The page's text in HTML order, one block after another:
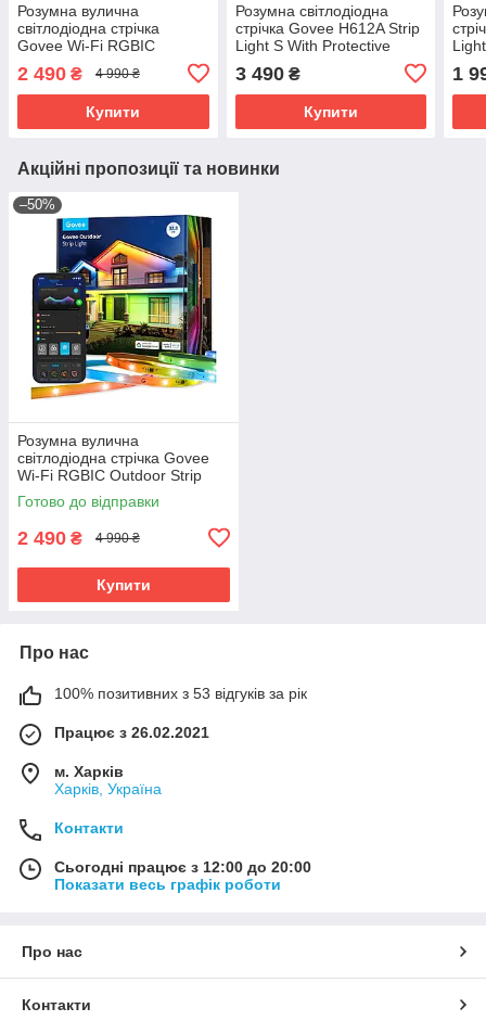
Розумна вулична
світлодіодна стрічка
Govee Wi-Fi RGBIC
Outdoor Strip Lights 10 м.
2 490 ₴ 4 990 ₴
Купити
Розумна світлодіодна
стрічка Govee H612A Strip
Light S With Protective
WI-FI/Bluetooth, білий
3 490₴
Купити
FI/
1
Акційні пропозиції та новинки
–50%
Розумна вулична
світлодіодна стрічка Govee
Wi-Fi RGBIC Outdoor Strip
Lights 10 м.
Готово до відправки
2 490 ₴ 4 990 ₴
Купити
Про нас
100% позитивних з 53 відгуків за рік
Працює з 26.02.2021
м. Харків
Харків, Україна
Контакти
Сьогодні працює з 12:00 до 20:00
Показати весь графік роботи
Про нас
Контакти